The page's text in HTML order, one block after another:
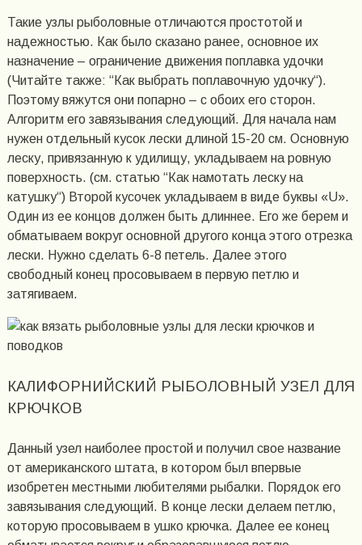
Такие узлы рыболовные отличаются простотой и
надежностью. Как было сказано ранее, основное их
назначение – ограничение движения поплавка удочки
(Читайте также: “Как выбрать поплавочную удочку“).
Поэтому вяжутся они попарно – с обоих его сторон.
Алгоритм его завязывания следующий. Для начала нам
нужен отдельный кусок лески длиной 15-20 см. Основную
леску, привязанную к удилищу, укладываем на ровную
поверхность. (см. статью “Как намотать леску на
катушку“) Второй кусочек укладываем в виде буквы «U».
Один из ее концов должен быть длиннее. Его же берем и
обматываем вокруг основной другого конца этого отрезка
лески. Нужно сделать 6-8 петель. Далее этого
свободный конец просовываем в первую петлю и
затягиваем.
КАЛИФОРНИЙСКИЙ РЫБОЛОВНЫЙ УЗЕЛ ДЛЯ
КРЮЧКОВ
Данный узел наиболее простой и получил свое название
от американского штата, в котором был впервые
изобретен местными любителями рыбалки. Порядок его
завязывания следующий. В конце лески делаем петлю,
которую просовываем в ушко крючка. Далее ее конец